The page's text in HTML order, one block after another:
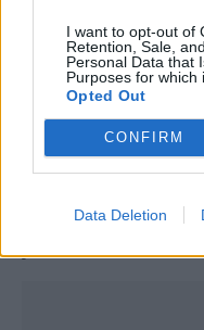
I want to opt-out of
Retention, Sale,
Personal Data that
Purposes for which
Opted Out
CONFIRM
Data Deletion
Capacita